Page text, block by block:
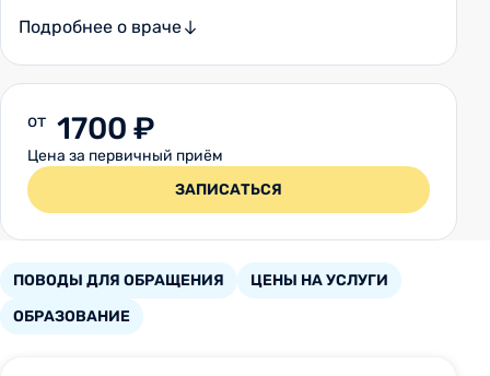
Подробнее о враче
от 1700 ₽
Цена за первичный приём
ЗАПИСАТЬСЯ
ПОВОДЫ ДЛЯ ОБРАЩЕНИЯ
ЦЕНЫ НА УСЛУГИ
ОБРАЗОВАНИЕ